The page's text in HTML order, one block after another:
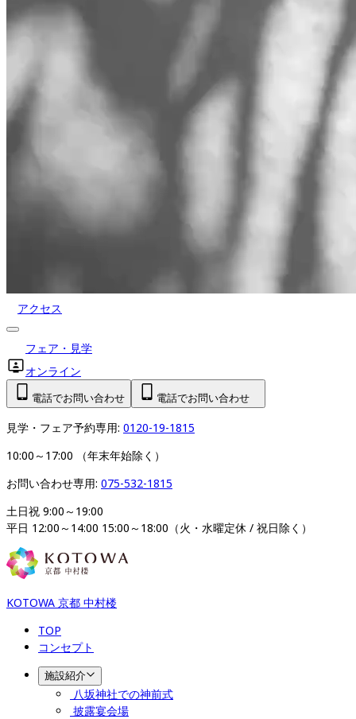
アクセス
フェア・見学
オンライン
電話でお問い合わせ 電話でお問い合わせ
見学・フェア予約専用: 0120-19-1815
10:00～17:00 （年末年始除く）
お問い合わせ専用: 075-532-1815
土日祝 9:00～19:00
平日 12:00～14:00 15:00～18:00（火・水曜定休 / 祝日除く）
KOTOWA 京都 中村楼
TOP
コンセプト
施設紹介
八坂神社での神前式
披露宴会場